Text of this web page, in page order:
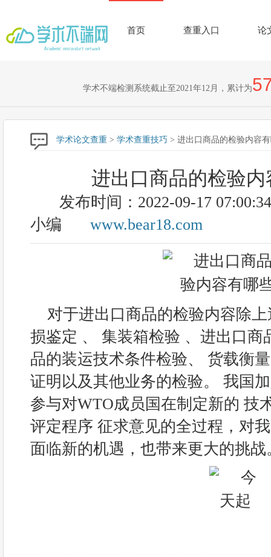
首页 查重入口 论
学术不端检测系统截止至2021年12月，累计为
学术论文查重 > 学术查重技巧 > 进出口商品的检验内容
进出口商品的检验
发布时间：2022-09-17 07:00:34
小编
www.bear18.com
对于进出口商品的检验内容除
损鉴定 、 集装箱检验 、进出口商
品的装运技术条件检验、 货载衡
证明以及其他业务的检验。 我国
参与对WTO成员国在制定新的 技
评定程序 征求意见的全过程，对
面临新的机遇，也带来更大的挑战